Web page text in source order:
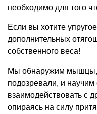
необходимо для того
Если вы хотите
дополнительных
собственного веса!
Мы обнаружим мышцы,
подозревали, и
взаимодействовать с
опираясь на силу